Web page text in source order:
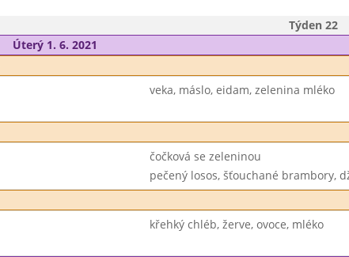
Týden 22
Úterý 1. 6. 2021
veka, máslo, eidam, zelenina mléko
čočková se zeleninou
pečený losos, šťouchané brambory,
křehký chléb, žerve, ovoce, mléko